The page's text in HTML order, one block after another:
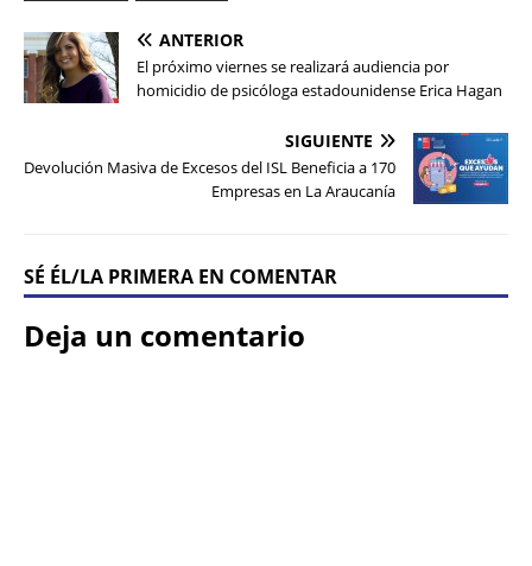
ANTERIOR
El próximo viernes se realizará audiencia por
homicidio de psicóloga estadounidense Erica Hagan
SIGUIENTE
Devolución Masiva de Excesos del ISL Beneficia a 170
Empresas en La Araucanía
SÉ ÉL/LA PRIMERA EN COMENTAR
Deja un comentario